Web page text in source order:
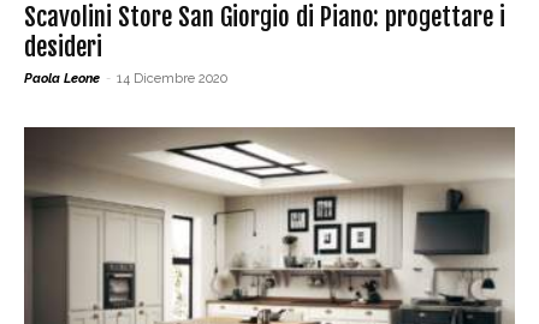
Scavolini Store San Giorgio di Piano: progettare i
desideri
Paola Leone - 14 Dicembre 2020